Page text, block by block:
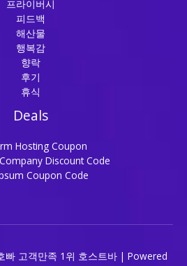
프라이버시
피드백
해산물
행복감
향락
후기
휴식
Deals
Hosting Coupon
Discount Code
Coupon Code
고객만족 1위 호스트바 | Powered